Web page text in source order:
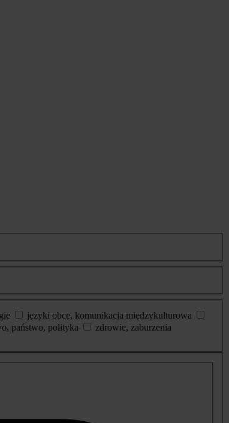
języki obce, komunikacja międzykulturowa
państwo, polityka
zdrowie, zaburzenia